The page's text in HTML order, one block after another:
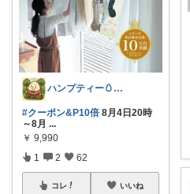
ハンプティー🥚｜タイパ便利グッズ
#クーポン&P10倍 8月4日20時
～8月 ...
￥ 9,990
1 2 62
コレ いいね